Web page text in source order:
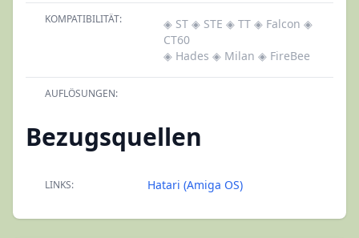
KOMPATIBILITÄT: ◈ ST ◈ STE ◈ TT ◈ Falcon ◈
CT60
◈ Hades ◈ Milan ◈ FireBee
AUFLÖSUNGEN:
Bezugsquellen
LINKS: Hatari (Amiga OS)